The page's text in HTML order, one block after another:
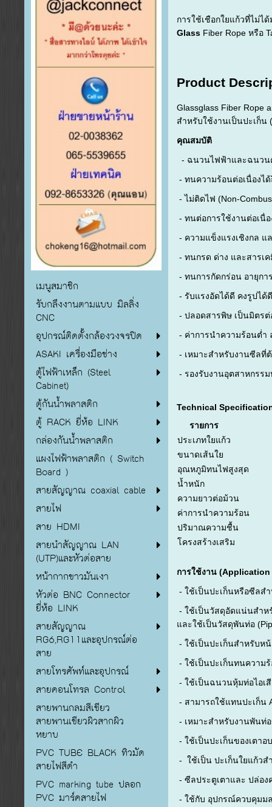
เมนูสมาชิก
รับกลึงงานตามแบบ มิลลิ่ง
CNC
อุปกรณ์ติดตั้งกล้องวงจรปิด
ASAKI เครื่องมือช่าง
ตู้ไฟฟ้าเหล็ก (Steel
Cabinet)
ตู้กันน้ำพลาสติก
ตู้ RACK ยี่ห้อ LINK
กล่องกันน้ำพลาสติก
แผงไฟฟ้าพลาสติก ( Switch
Board )
สายสัญญาณ coaxial cable
สายไฟ
สาย HDMI
สายนำสัญญาณ LAN
(UTP)และหัวต่อสาย
หน้ากากขาวมันเงา
หัวต่อ BNC Connector
ยี่ห้อ LINK
สายสัญญาณ
RG6,RG11และอุปกรณ์ต่อ
สาย
สายโทรศัพท์และอุปกรณ์
สายคอนโทรล Control
สายพานกลมสีเขียว
สายพานเขียวผิวสากผิว
หยาบ
PVC TUBE BLACK ทิวมัด
สายไฟสีดำ
PVC marking tube ปลอก
PVC มาร์คสายไฟ
การใช้เชือกใยแก้วที่ไม่ไ
Glass Fiber Rope หรือ
Product
Glassglass Fiber Rope
สำหรับใช้งานเป็นปะเก็
คุณสมบัติ
- ฉนวนไฟฟ้าและฉนวน
- ทนความร้อนต่อเนื่องได้
- ไม่ติดไฟ (Non-
- ทนต่อการใช้งานต่อเนื่
- ความแข็งแรงเชิงกล แ
- ทนกรด ด่าง และสารเ
- ทนการกัดกร่อน อายุกา
- รับแรงอัดได้ดี คงรูปได้ดี
- ปลอดสารพิษ เป็นมิตร
- ค่าการนำความร้อนต่ำ
- เหมาะสำหรับงานซีลที่
- รองรับงานอุตสาหกรร
Technical
รายการ
ประเภทใยแก้ว
ขนาดเส้นใย
อุณหภูมิทนไฟสูงสุด
น้ำหนัก
ความยาวต่อม้วน
ค่าการนำความร้อน
ปริมาณความชื้น
โครงสร้างเสริม
การใช้งาน
- ใช้เป็นปะเก็นหรือซีลสำ
- ใช้เป็นวัสดุอัดแน่นสำห
และใช้เป็นวัสดุพันท่อ
- ใช้เป็นปะเก็นสำหรับห
- ใช้เป็นปะเก็นทนความ
- ใช้เป็นฉนวนหุ้มท่อไอเ
- สามารถใช้แทนปะเก็น
- เหมาะสำหรับงานพันท่
- ใช้เป็นปะเก็นของเตา
- ใช้เป็น ปะเก็นใยแก้วส
- ซีลประตูเตาและ ปล่อง
- ใช้กับ อุปกรณ์ควบคุมม